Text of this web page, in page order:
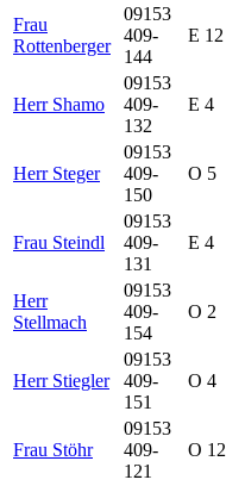
Frau
Rottenberger
09153
409-
144
E 12
Herr Shamo
09153
409-
132
E 4
Herr Steger
09153
409-
150
O 5
Frau Steindl
09153
409-
131
E 4
Herr
Stellmach
09153
409-
154
O 2
Herr Stiegler
09153
409-
151
O 4
Frau Stöhr
09153
409-
121
O 12